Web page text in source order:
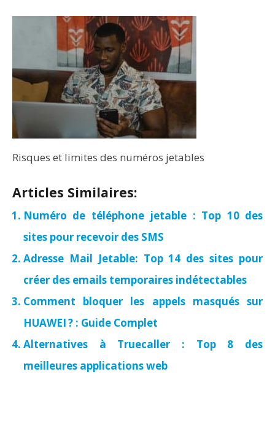
Risques et limites des numéros jetables
Articles Similaires:
Numéro de téléphone jetable : Top 10 des
sites pour recevoir des SMS
Adresse Mail Jetable: Top 14 des sites pour
créer des emails temporaires indétectables
Comment bloquer les appels masqués sur
HUAWEI ? : Guide Complet
Alternatives à Truecaller : Top 8 des
meilleures applications web